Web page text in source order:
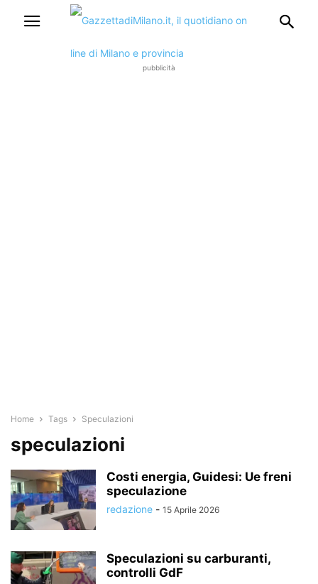
pubblicità
Home Tags Speculazioni
speculazioni
Costi energia, Guidesi: Ue freni
speculazione
redazione - 15 Aprile 2026
Speculazioni su carburanti,
controlli GdF